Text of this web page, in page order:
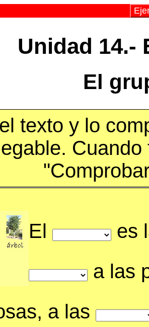
Unidad 14.-
El
texto y lo
El
es
a las
a las